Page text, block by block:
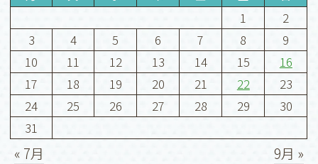
1
2
3
4 5 6 7 8
9
10
11 12 13 14 15
16
17
18 19 20 21 22
23
24
25 26 27 28 29
30
31
« 7月 9月 »